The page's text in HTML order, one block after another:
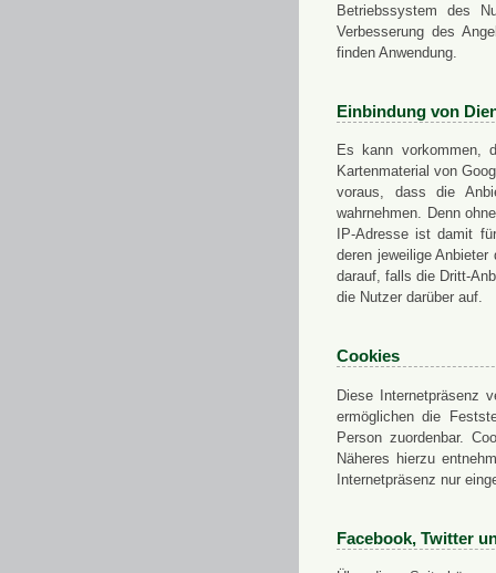
Betriebssystem des
Verbesserung des
finden Anwendung.
Einbindung von
Es kann vorkommen,
Kartenmaterial von
voraus, dass die
wahrnehmen. Denn
IP-Adresse ist damit
deren jeweilige
darauf, falls die Dritt-
die Nutzer darüber auf.
Cookies
Diese Internetpräsenz
ermöglichen die
Person zuordenbar.
Näheres hierzu
Internetpräsenz nur
Facebook, Twitter